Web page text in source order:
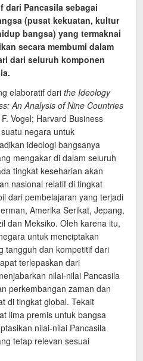
dari Pancasila sebagai
(pusat kekuatan, kultur
bangsa) yang termaknai
secara membumi dalam
dari seluruh komponen
elaboratif dari the Ideology
An Analysis of Nine Countries
Vogel; Harvard Business
negara untuk
ideologi bangsanya
mengakar di dalam seluruh
tingkat keseharian akan
nasional relatif di tingkat
dari pembelajaran yang terjadi
Amerika Serikat, Jepang,
dan Meksiko. Oleh karena itu,
untuk menciptakan
tangguh dan kompetitif dari
terlepaskan dari
nilai-nilai Pancasila
perkembangan zaman dan
di tingkat global. Tekait
lima premis untuk bangsa
nilai-nilai Pancasila
tetap relevan sesuai